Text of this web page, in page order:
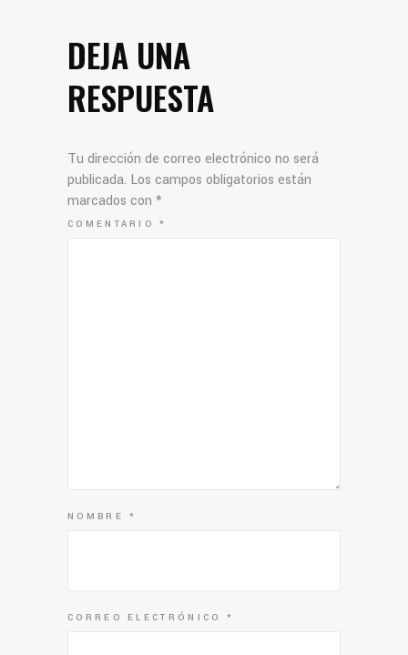
DEJA UNA
RESPUESTA
Tu dirección de correo electrónico no será
publicada. Los campos obligatorios están
marcados con *
COMENTARIO*
NOMBRE*
CORREO ELECTRÓNICO *